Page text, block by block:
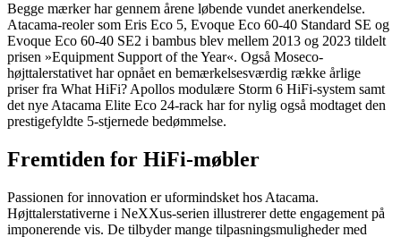
Begge mærker har gennem årene løbende vundet anerkendelse.
Atacama-reoler som Eris Eco 5, Evoque Eco 60-40 Standard SE og
Evoque Eco 60-40 SE2 i bambus blev mellem 2013 og 2023 tildelt
prisen »Equipment Support of the Year«. Også Moseco-
højttalerstativet har opnået en bemærkelsesværdig række årlige
priser fra What HiFi? Apollos modulære Storm 6 HiFi-system samt
det nye Atacama Elite Eco 24-rack har for nylig også modtaget den
prestigefyldte 5-stjernede bedømmelse.
Fremtiden for HiFi-møbler
Passionen for innovation er uformindsket hos Atacama.
Højttalerstativerne i NeXXus-serien illustrerer dette engagement på
imponerende vis. De tilbyder mange tilpasningsmuligheder med